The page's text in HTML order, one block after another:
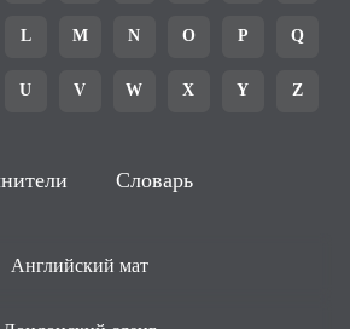
L M N O P Q
U V W X Y Z
Словарь
Английский мат